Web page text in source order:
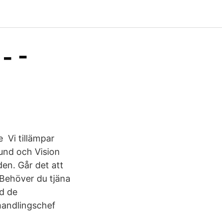
-
Vi tillämpar
och Vision
Går det att
du tjäna
de